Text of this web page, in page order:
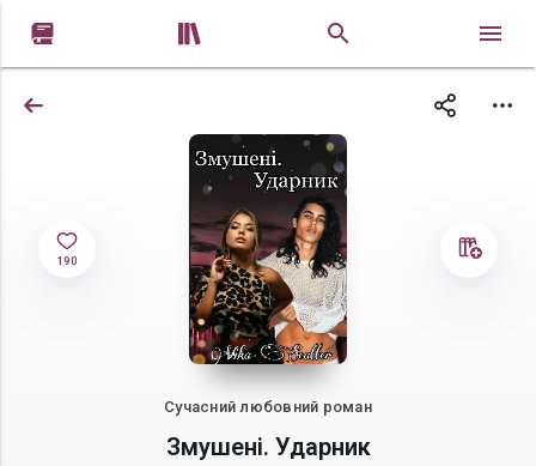
 
190
Сучасний любовний роман
Змушені. Ударник